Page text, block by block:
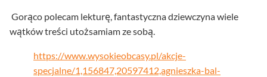
Gorąco polecam lekturę, fantastyczna dziewczyna wiele
wątków treści utożsamiam ze sobą.
https://www.wysokieobcasy.pl/akcje-
specjalne/1,156847,20597412,agnieszka-bal-